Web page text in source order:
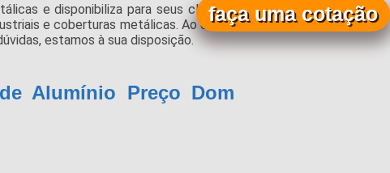
e disponibiliza para seus clientes
e coberturas metálicas. Ao entrar
estamos à sua disposição.
Alumínio Preço Dom
faça uma cotação